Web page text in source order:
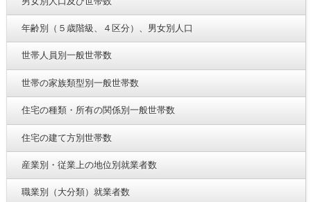
年齢別（５歳階級、４区分）、男女別人口
世帯人員別一般世帯数
世帯の家族類型別一般世帯数
住宅の種類・所有の関係別一般世帯数
住宅の建て方別世帯数
産業別・従業上の地位別就業者数
職業別（大分類）就業者数